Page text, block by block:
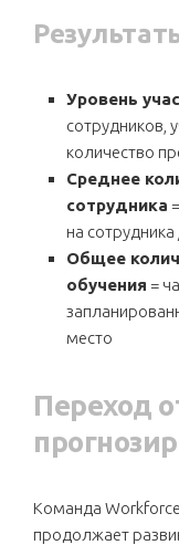
Уровень
сотрудников,
количество
Среднее
сотрудника
на
Общее
обучения =
место
Переход
Команда
продолжает